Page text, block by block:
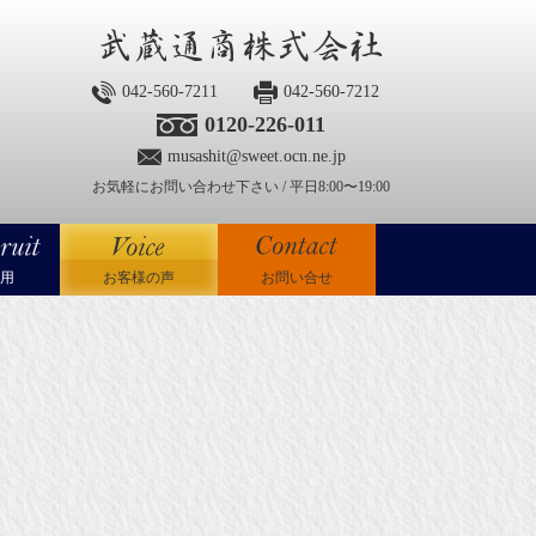
042-560-7211 042-560-7212
0120-226-011
musashit@sweet.ocn.ne.jp
お気軽にお問い合わせ下さい / 平日8:00〜19:00
お客様の声 お問い合せ